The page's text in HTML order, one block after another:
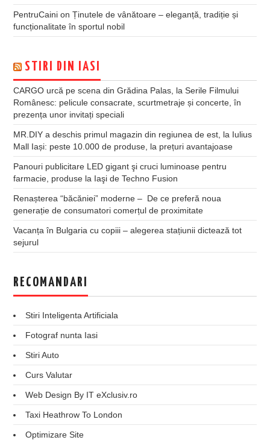
PentruCaini onȚinutele de vânătoare – eleganță, tradiție și
funcționalitate în sportul nobil
STIRI DIN IASI
CARGO urcă pe scena din Grădina Palas, la Serile Filmului
Românesc: pelicule consacrate, scurtmetraje și concerte, în
prezența unor invitați speciali
MR.DIY a deschis primul magazin din regiunea de est, la Iulius
Mall Iași: peste 10.000 de produse, la prețuri avantajoase
Panouri publicitare LED gigant şi cruci luminoase pentru
farmacie, produse la Iaşi de Techno Fusion
Renașterea “băcăniei” moderne – De ce preferă noua
generație de consumatori comerțul de proximitate
Vacanța în Bulgaria cu copiii – alegerea stațiunii dictează tot
sejurul
RECOMANDARI
Stiri Inteligenta Artificiala
Fotograf nunta Iasi
Stiri Auto
Curs Valutar
Web Design By IT eXclusiv.ro
Taxi Heathrow To London
Optimizare Site